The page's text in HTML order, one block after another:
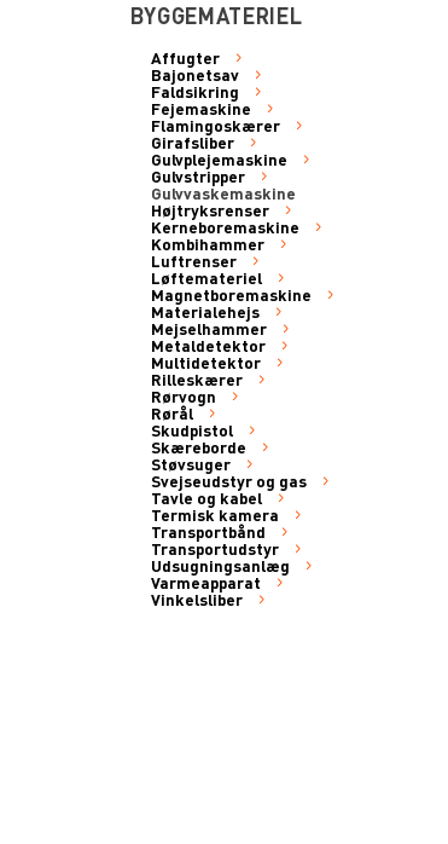
BYGGEMATERIEL
Affugter
Bajonetsav
Faldsikring
Fejemaskine
Flamingoskærer
Girafsliber
Gulvplejemaskine
Gulvstripper
Gulvvaskemaskine
Højtryksrenser
Kerneboremaskine
Kombihammer
Luftrenser
Løftemateriel
Magnetboremaskine
Materialehejs
Mejselhammer
Metaldetektor
Multidetektor
Rilleskærer
Rørvogn
Rørål
Skudpistol
Skæreborde
Støvsuger
Svejseudstyr og gas
Tavle og kabel
Termisk kamera
Transportbånd
Transportudstyr
Udsugningsanlæg
Varmeapparat
Vinkelsliber